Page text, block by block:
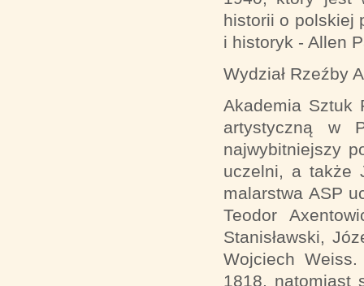
historii o polskiej
i historyk - Allen
Wydział Rzeźby
Akademia Sztuk
artystyczną w
najwybitniejszy
uczelni, a także
malarstwa ASP
Teodor
Stanisławski,
Wojciech
1818, natomiast